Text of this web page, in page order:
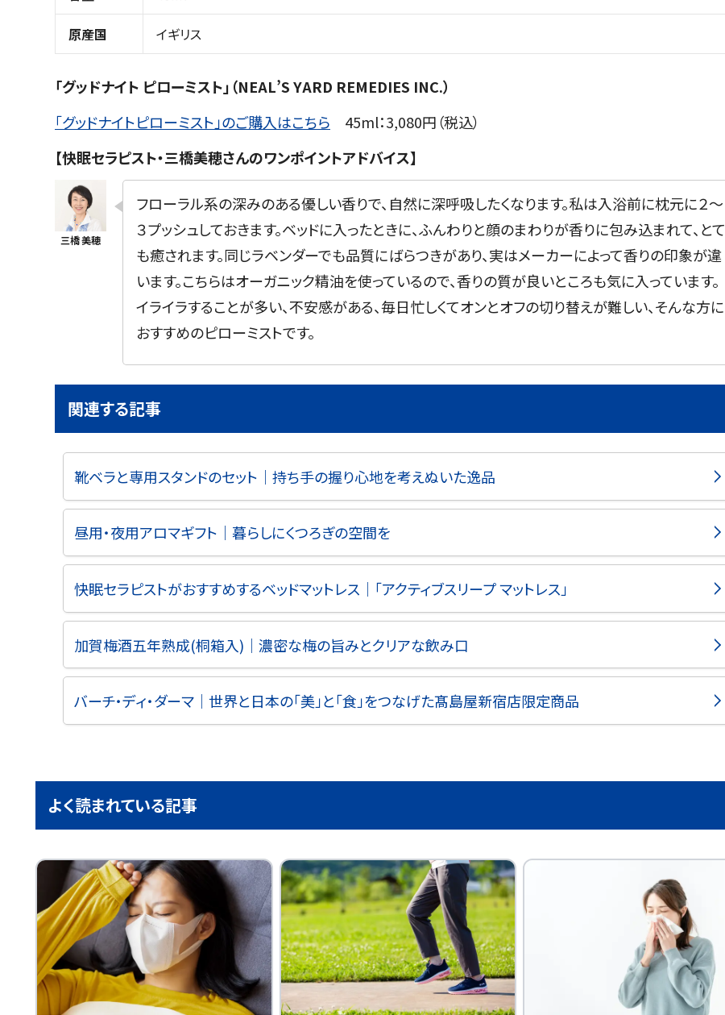
原産国 イギリス
「グッドナイト ピローミスト」（NEAL’S YARD REMEDIES INC.）
「グッドナイトピローミスト」のご購入はこちら 45ml：3,080円（税込）
【快眠セラピスト・三橋美穂さんのワンポイントアドバイス】
フローラル系の深みのある優しい香りで、自然に深呼吸したくなります。私は入浴前に枕元に２～
３プッシュしておきます。ベッドに入ったときに、ふんわりと顔のまわりが香りに包み込まれて、とて
も癒されます。同じラベンダーでも品質にばらつきがあり、実はメーカーによって香りの印象が違
います。こちらはオーガニック精油を使っているので、香りの質が良いところも気に入っています。
イライラすることが多い、不安感がある、毎日忙しくてオンとオフの切り替えが難しい、そんな方に
おすすめのピローミストです。
関連する記事
靴ベラと専用スタンドのセット｜持ち手の握り心地を考えぬいた逸品
昼用・夜用アロマギフト｜暮らしにくつろぎの空間を
快眠セラピストがおすすめするベッドマットレス｜「アクティブスリープ マットレス」
加賀梅酒五年熟成(桐箱入)｜濃密な梅の旨みとクリアな飲み口
バーチ・ディ・ダーマ｜世界と日本の「美」と「食」をつなげた髙島屋新宿店限定商品
よく読まれている記事